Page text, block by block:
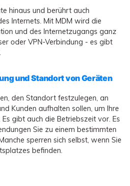
hinaus und berührt auch
Internets. Mit MDM wird die
und des Internetzugangs ganz
oder VPN-Verbindung - es gibt
und Standort von Geräten
den Standort festzulegen, an
Kunden aufhalten sollen, um Ihre
gibt auch die Betriebszeit vor. Es
Sie zu einem bestimmten
sperren sich selbst, wenn Sie
befinden.